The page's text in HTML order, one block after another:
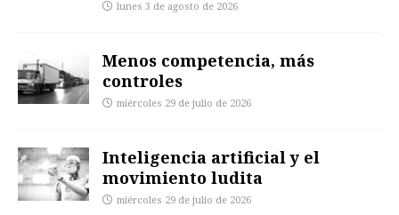
lunes 3 de agosto de 2026
Menos competencia, más
controles
miércoles 29 de julio de 2026
Inteligencia artificial y el
movimiento ludita
miércoles 29 de julio de 2026